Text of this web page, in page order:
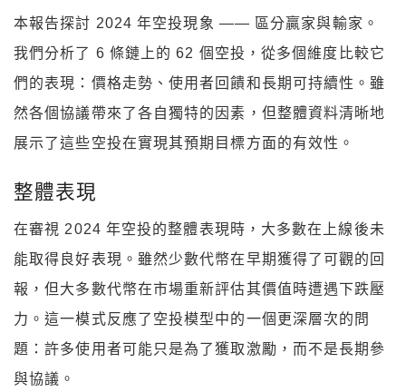
本報告探討 2024 年空投現象 —— 區分贏家與輸家。
我們分析了 6 條鏈上的 62 個空投，從多個維度比較它
們的表現：價格走勢、使用者回饋和長期可持續性。雖
然各個協議帶來了各自獨特的因素，但整體資料清晰地
展示了這些空投在實現其預期目標方面的有效性。
整體表現
在審視 2024 年空投的整體表現時，大多數在上線後未
能取得良好表現。雖然少數代幣在早期獲得了可觀的回
報，但大多數代幣在市場重新評估其價值時遭遇下跌壓
力。這一模式反應了空投模型中的一個更深層次的問
題：許多使用者可能只是為了獲取激勵，而不是長期參
與協議。